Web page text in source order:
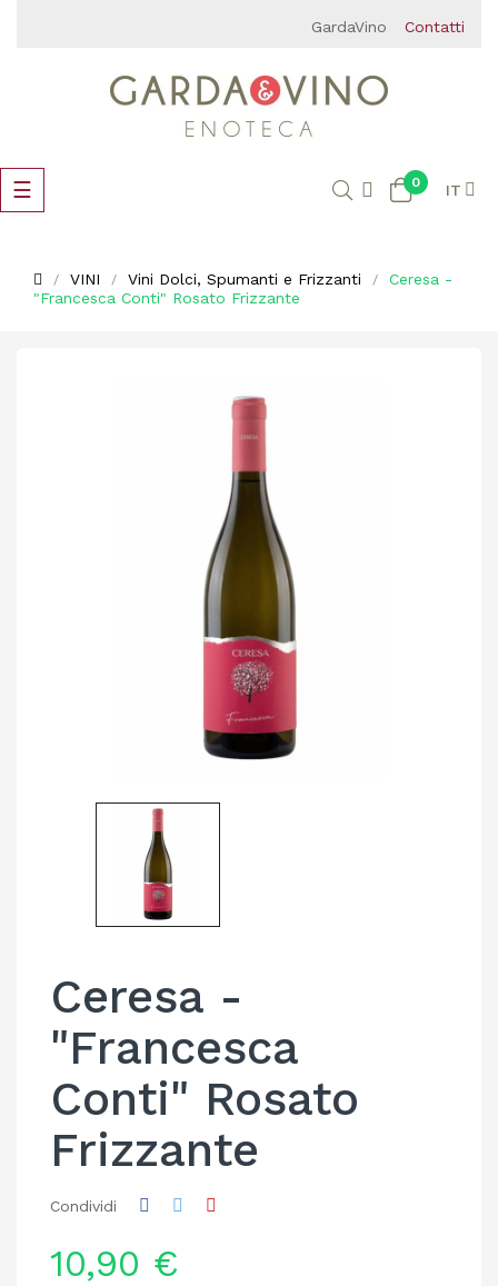
GardaVino Contatti
navigazione
Toggle
☰ 0 IT
VINI Vini Dolci, Spumanti e Frizzanti
Ceresa -
"Francesca Conti" Rosato Frizzante
Ceresa -
"Francesca
Conti" Rosato
Frizzante
Condividi
10,90 €